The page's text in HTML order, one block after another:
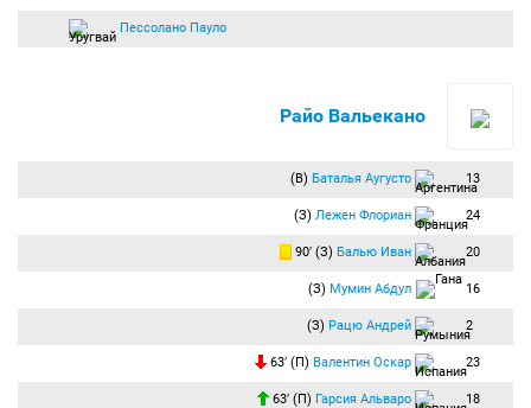
Пессолано Пауло
Райо Вальекано
(В) Баталья Аугусто 13
(З) Лежен Флориан 24
90′ (З) Балью Иван 20
(З) Мумин Абдул 16
(З) Рацю Андрей 2
63′ (П) Валентин Оскар 23
63′ (П) Гарсия Альваро 18